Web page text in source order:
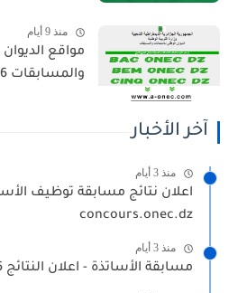
منذ 9 أيام
مواقع الديوان
والمسابقات 2026 onec.dz
آخر الأخبار
منذ 3 أيام
اعلان نتائج مسابقة توظيف
concours.onec.dz
منذ 3 أيام
مسابقة الأساتذة - اعلان النتائج 2026